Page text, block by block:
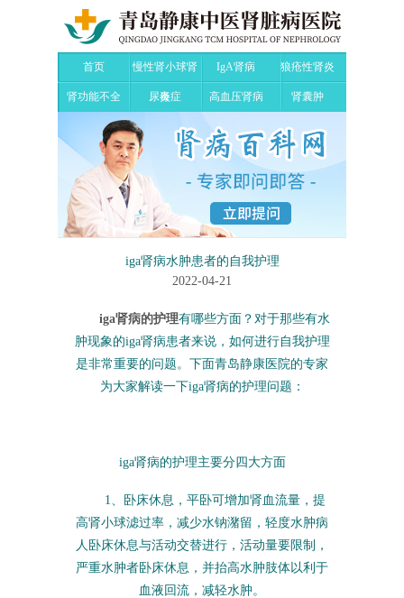
首页 慢性肾小球肾
炎
IgA肾病 狼疮性肾炎
肾功能不全 尿毒症 高血压肾病 肾囊肿
iga肾病水肿患者的自我护理
2022-04-21
iga肾病的护理有哪些方面？对于那些有水
肿现象的iga肾病患者来说，如何进行自我护理
是非常重要的问题。下面青岛静康医院的专家
为大家解读一下iga肾病的护理问题：
iga肾病的护理主要分四大方面
1、卧床休息，平卧可增加肾血流量，提
高肾小球滤过率，减少水钠潴留，轻度水肿病
人卧床休息与活动交替进行，活动量要限制，
严重水肿者卧床休息，并抬高水肿肢体以利于
血液回流，减轻水肿。